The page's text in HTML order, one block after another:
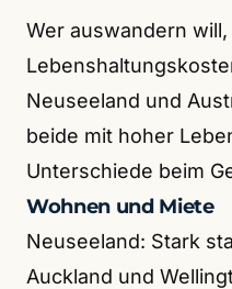
Wer auswandern
Neuseeland und
beide mit hoher
Unterschiede beim
Wohnen und Miete
Neuseeland: Stark
Auckland und